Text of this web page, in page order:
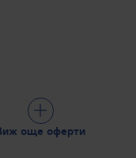
още оферти